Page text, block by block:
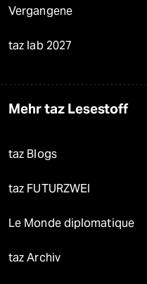
Vergangene
taz lab 2027
Mehr taz Lesestoff
taz Blogs
taz FUTURZWEI
Le Monde diplomatique
taz Archiv